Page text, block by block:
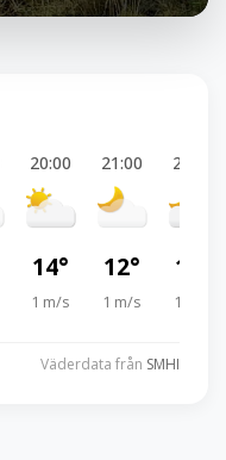
20:00
14°
1 m/s
21:00
12°
1 m/s
22:00
11°
1 m/s
Väderdata från SMHI